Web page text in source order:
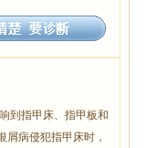
到指甲床、指甲板和
屑病侵犯指甲床时，